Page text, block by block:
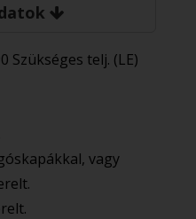
Szükséges telj. (LE)
vagy